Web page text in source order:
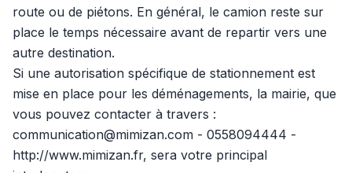
route ou de piétons. En général, le camion reste sur
place le temps nécessaire avant de repartir vers une
autre destination.
Si une autorisation spécifique de stationnement est
mise en place pour les déménagements, la mairie, que
vous pouvez contacter à travers :
communication@mimizan.com - 0558094444 -
http://www.mimizan.fr, sera votre principal